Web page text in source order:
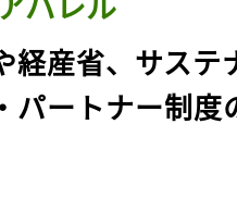
経産省、サステ
パートナー制度